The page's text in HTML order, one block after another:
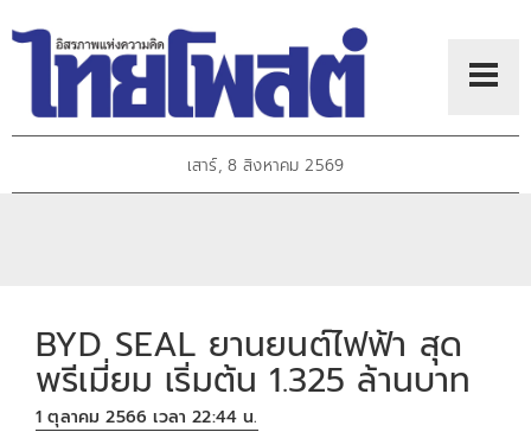
เสาร์, 8 สิงหาคม 2569
BYD SEAL ยานยนต์ไฟฟ้า สุด
พรีเมี่ยม เริ่มต้น 1.325 ล้านบาท
1 ตุลาคม 2566 เวลา 22:44 น.